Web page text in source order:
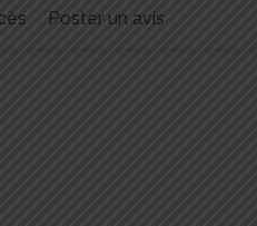
Poster un avis